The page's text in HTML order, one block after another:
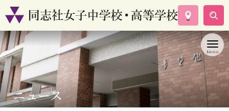
学校案内
コース紹介
学校生活
入試情報
資料請求
ニュース